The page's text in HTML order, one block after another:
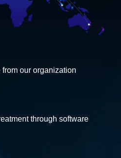
our organization
through software